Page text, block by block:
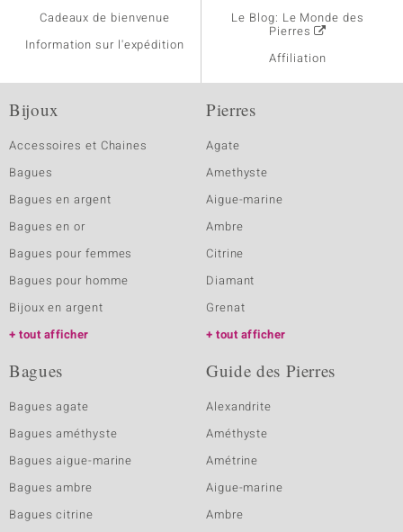
Cadeaux de bienvenue
Information sur l'expédition
Le Blog: Le Monde des
Pierres
Affiliation
Bijoux
Accessoires et Chaines
Bagues
Bagues en argent
Bagues en or
Bagues pour femmes
Bagues pour homme
Bijoux en argent
tout afficher
Pierres
Agate
Amethyste
Aigue-marine
Ambre
Citrine
Diamant
Grenat
tout afficher
Bagues
Bagues agate
Bagues améthyste
Bagues aigue-marine
Bagues ambre
Bagues citrine
Guide des Pierres
Alexandrite
Améthyste
Amétrine
Aigue-marine
Ambre